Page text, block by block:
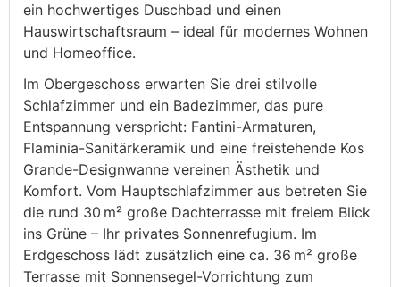
ein hochwertiges Duschbad und einen
Hauswirtschaftsraum – ideal für modernes Wohnen
und Homeoffice.
Im Obergeschoss erwarten Sie drei stilvolle
Schlafzimmer und ein Badezimmer, das pure
Entspannung verspricht: Fantini-Armaturen,
Flaminia-Sanitärkeramik und eine freistehende Kos
Grande-Designwanne vereinen Ästhetik und
Komfort. Vom Hauptschlafzimmer aus betreten Sie
die rund 30 m² große Dachterrasse mit freiem Blick
ins Grüne – Ihr privates Sonnenrefugium. Im
Erdgeschoss lädt zusätzlich eine ca. 36 m² große
Terrasse mit Sonnensegel-Vorrichtung zum